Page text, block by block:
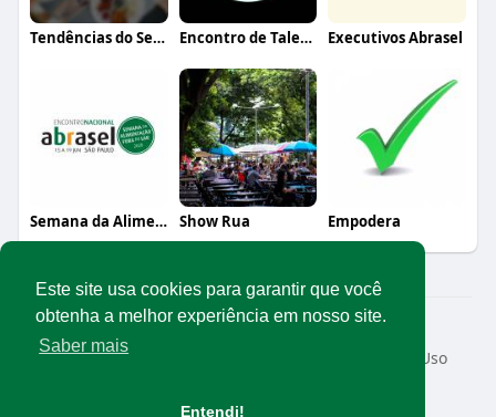
Este site usa cookies para garantir que você
obtenha a melhor experiência em nosso site.
Saber mais
Entendi!
Tendências do Setor Encontro de Talentos Abrasel Executivos Abrasel
Semana da Alimentação Fora do Lar (organ Show Rua Empodera
© 2026 Rede Abrasel
Início
Sobre
Termos de Uso